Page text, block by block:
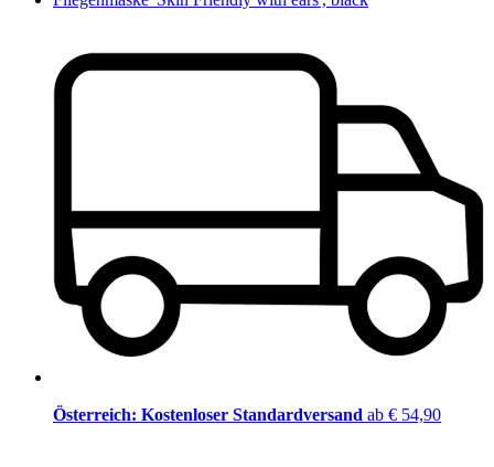
Österreich: Kostenloser Standardversand ab € 54,90